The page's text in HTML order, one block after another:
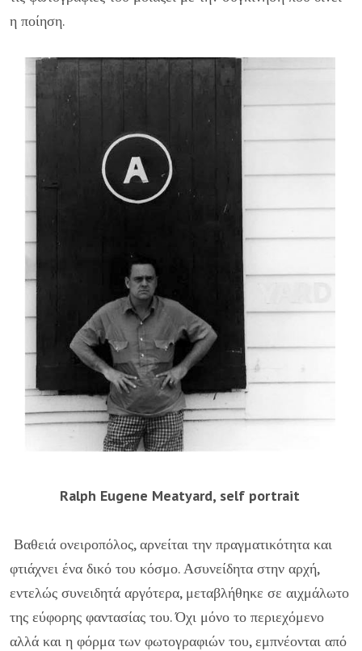
η ποίηση.
Ralph Eugene Meatyard, self portrait
Βαθειά ονειροπόλος, αρνείται την πραγματικότητα και
φτιάχνει ένα δικό του κόσμο. Ασυνείδητα στην αρχή,
εντελώς συνειδητά αργότερα, μεταβλήθηκε σε αιχμάλωτο
της εύφορης φαντασίας του. Όχι μόνο το περιεχόμενο
αλλά και η φόρμα των φωτογραφιών του, εμπνέονται από